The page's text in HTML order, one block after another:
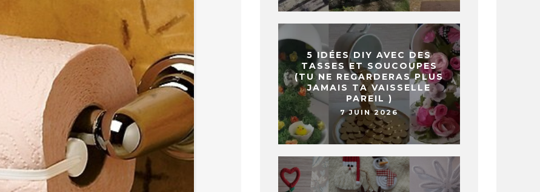
5 IDÉES DIY AVEC DES
TASSES ET SOUCOUPES
(TU NE REGARDERAS PLUS
JAMAIS TA VAISSELLE
PAREIL )
7 JUIN 2026